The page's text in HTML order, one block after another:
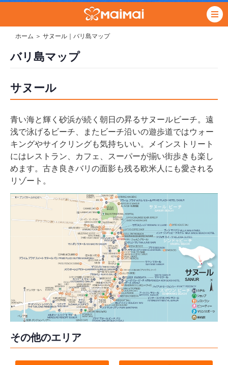
ホーム ＞ サヌール｜バリ島マップ
バリ島マップ
サヌール
青い海と輝く砂浜が続く朝日の昇るサヌールビーチ。遠
浅で泳げるビーチ、またビーチ沿いの遊歩道ではウォー
キングやサイクリングも気持ちいい。メインストリート
にはレストラン、カフェ、スーパーが揃い街歩きも楽し
めます。古き良きバリの面影も残る欧米人にも愛される
リゾート。
その他のエリア